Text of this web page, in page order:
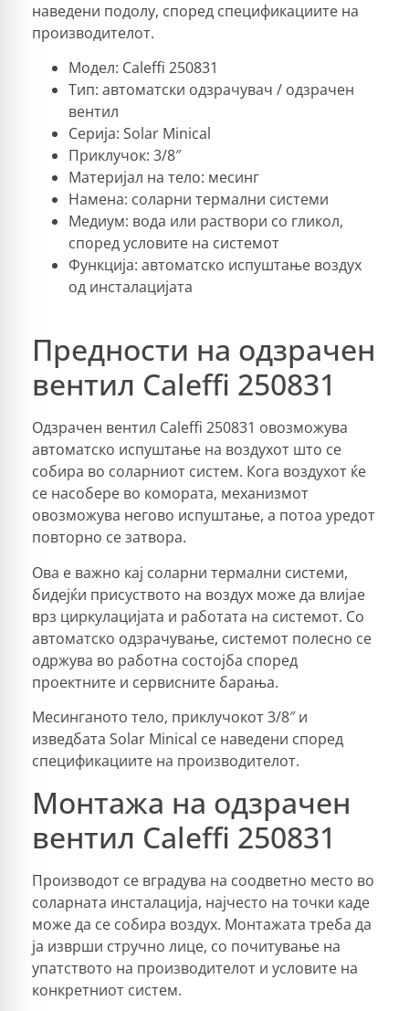
наведени подолу, според спецификациите на
производителот.
Модел: Caleffi 250831
Тип: автоматски одзрачувач / одзрачен
вентил
Серија: Solar Minical
Приклучок: 3/8″
Материјал на тело: месинг
Намена: соларни термални системи
Медиум: вода или раствори со гликол,
според условите на системот
Функција: автоматско испуштање воздух
од инсталацијата
Предности на одзрачен
вентил Caleffi 250831
Одзрачен вентил Caleffi 250831 овозможува
автоматско испуштање на воздухот што се
собира во соларниот систем. Кога воздухот ќе
се насобере во комората, механизмот
овозможува негово испуштање, а потоа уредот
повторно се затвора.
Ова е важно кај соларни термални системи,
бидејќи присуството на воздух може да влијае
врз циркулацијата и работата на системот. Со
автоматско одзрачување, системот полесно се
одржува во работна состојба според
проектните и сервисните барања.
Месинганото тело, приклучокот 3/8″ и
изведбата Solar Minical се наведени според
спецификациите на производителот.
Монтажа на одзрачен
вентил Caleffi 250831
Производот се вградува на соодветно место во
соларната инсталација, најчесто на точки каде
може да се собира воздух. Монтажата треба да
ја изврши стручно лице, со почитување на
упатството на производителот и условите на
конкретниот систем.